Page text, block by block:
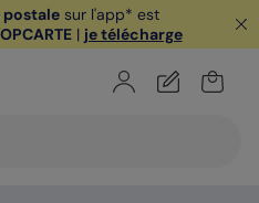
postale sur l'app* est
| je télécharge